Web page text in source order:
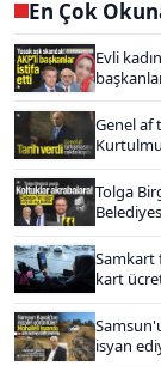
En Çok
Evli
Genel af
Tolga
Samkart
kart
isyan